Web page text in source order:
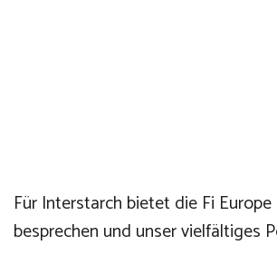
Für Interstarch bietet die Fi
besprechen und unser vielfältiges